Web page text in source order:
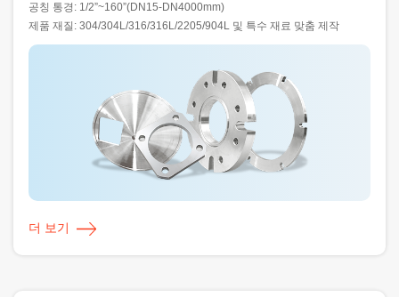
공칭 통경: 1/2”~160”(DN15-DN4000mm)
제품 재질: 304/304L/316/316L/2205/904L 및 특수 재료 맞춤 제작
더 보기